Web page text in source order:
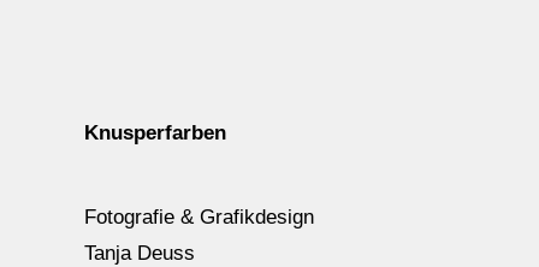
Knusperfarben
Fotografie & Grafikdesign
Tanja Deuss